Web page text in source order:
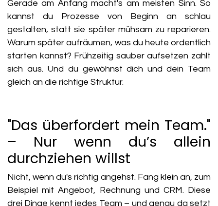
Gerade am Anfang macht's am meisten Sinn. So
kannst du Prozesse von Beginn an schlau
gestalten, statt sie später mühsam zu reparieren.
Warum später aufräumen, was du heute ordentlich
starten kannst? Frühzeitig sauber aufsetzen zahlt
sich aus. Und du gewöhnst dich und dein Team
gleich an die richtige Struktur.
"Das überfordert mein Team."
– Nur wenn du’s allein
durchziehen willst
Nicht, wenn du's richtig angehst. Fang klein an, zum
Beispiel mit Angebot, Rechnung und CRM. Diese
drei Dinge kennt jedes Team – und genau da setzt